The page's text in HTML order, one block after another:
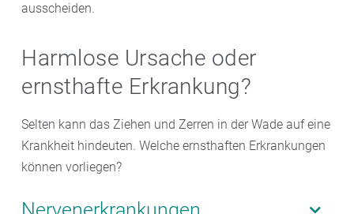
ausscheiden.
Harmlose Ursache oder
ernsthafte Erkrankung?
Selten kann das Ziehen und Zerren in der Wade auf eine
Krankheit hindeuten. Welche ernsthaften Erkrankungen
können vorliegen?